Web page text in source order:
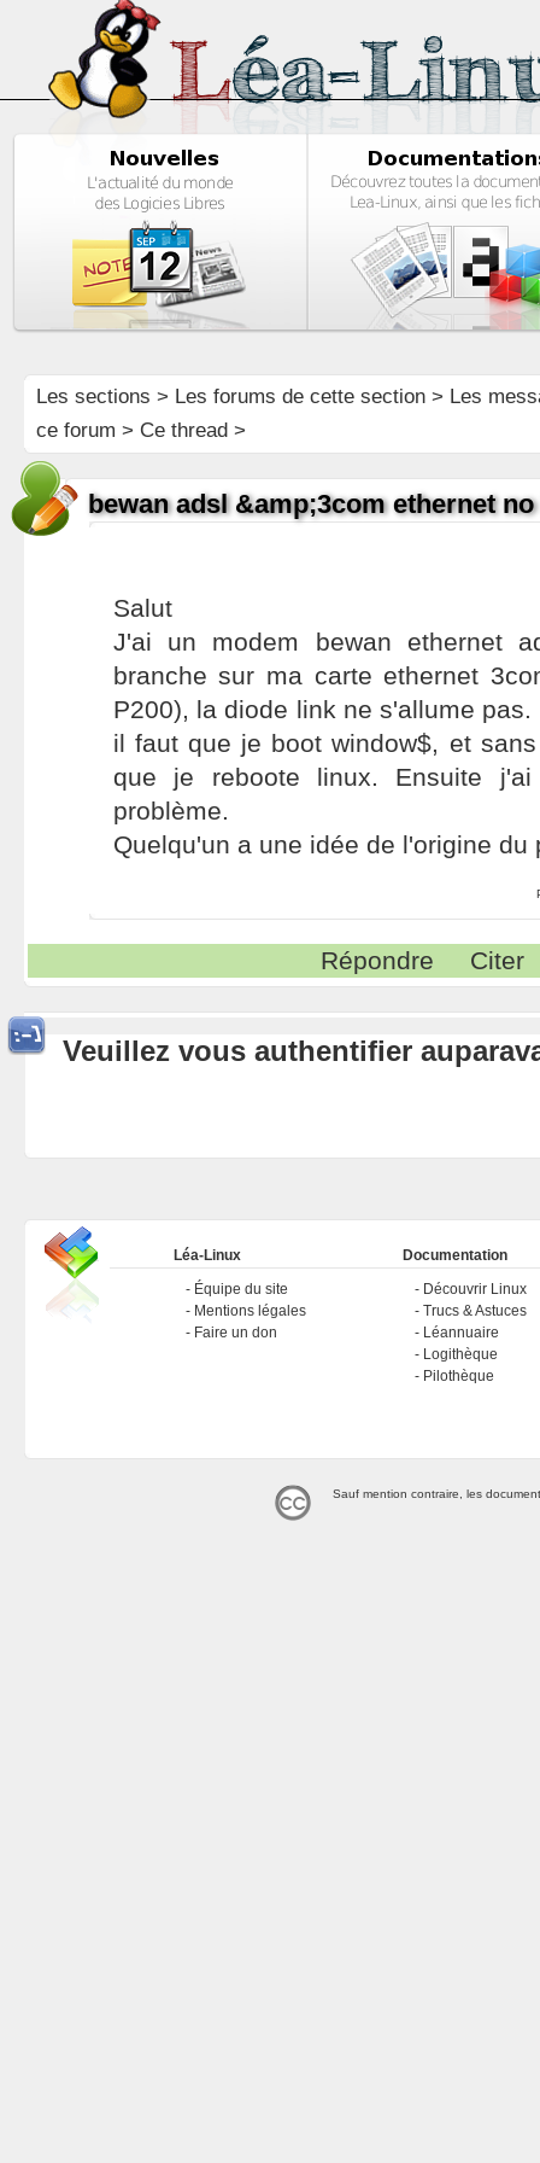
Les sections > Les forums de cette section> Les
ce forum > Ce thread >
bewan adsl &amp;3com ethernet
Salut
J'ai un modem bewan ethernet
branche sur ma carte ethernet
P200), la diode link ne s'allume
il faut que je boot window$, et
que je reboote linux. Ensuite
problème.
Quelqu'un a une idée de l'origine du
Répondre Citer
Veuillez vous authentifier
Léa-Linux
Équipe du site
Mentions légales
Faire un don
Documentation
Découvrir Linux
Trucs & Astuces
Léannuaire
Logithèque
Pilothèque
Sauf mention contraire, les